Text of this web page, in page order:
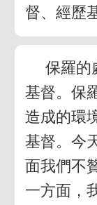
督、經歷
保羅的
基督。保
造成的環
基督。今
面我們不
一方面，